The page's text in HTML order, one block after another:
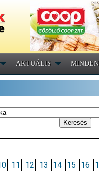
AKTUÁLIS
11 12 13 14 15 16